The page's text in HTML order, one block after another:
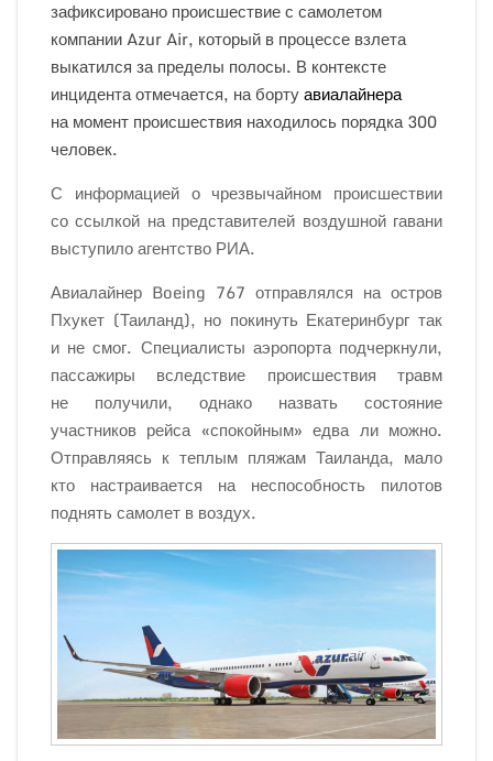
зафиксировано происшествие с самолетом
компании Azur Air, который в процессе взлета
выкатился за пределы полосы. В контексте
инцидента отмечается, на бортуавиалайнера
на момент происшествия находилось порядка 300
человек.
С информацией о чрезвычайном происшествии
со ссылкой на представителей воздушной гавани
выступило агентство РИА.
Авиалайнер Boeing 767 отправлялся на остров
Пхукет (Таиланд), но покинуть Екатеринбург так
и не смог. Специалисты аэропорта подчеркнули,
пассажиры вследствие происшествия травм
не
получили, однако назвать состояние
участников рейса «спокойным» едва ли можно.
Отправляясь к теплым пляжам Таиланда, мало
кто настраивается на
неспособность пилотов
поднять самолет в воздух.